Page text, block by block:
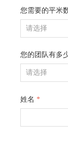
您需要的平米
您的团队有多
姓名 *